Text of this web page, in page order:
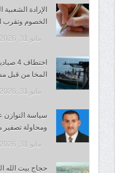
الإرادة
الخصوم وتقرب
مايو 31, 2026
المخا من قبل
مايو 31, 2026
سياسة التوازن
ومحاولة
مايو 31, 2026
حجاج بيت الله